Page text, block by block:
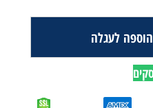
הוספה לעגלה